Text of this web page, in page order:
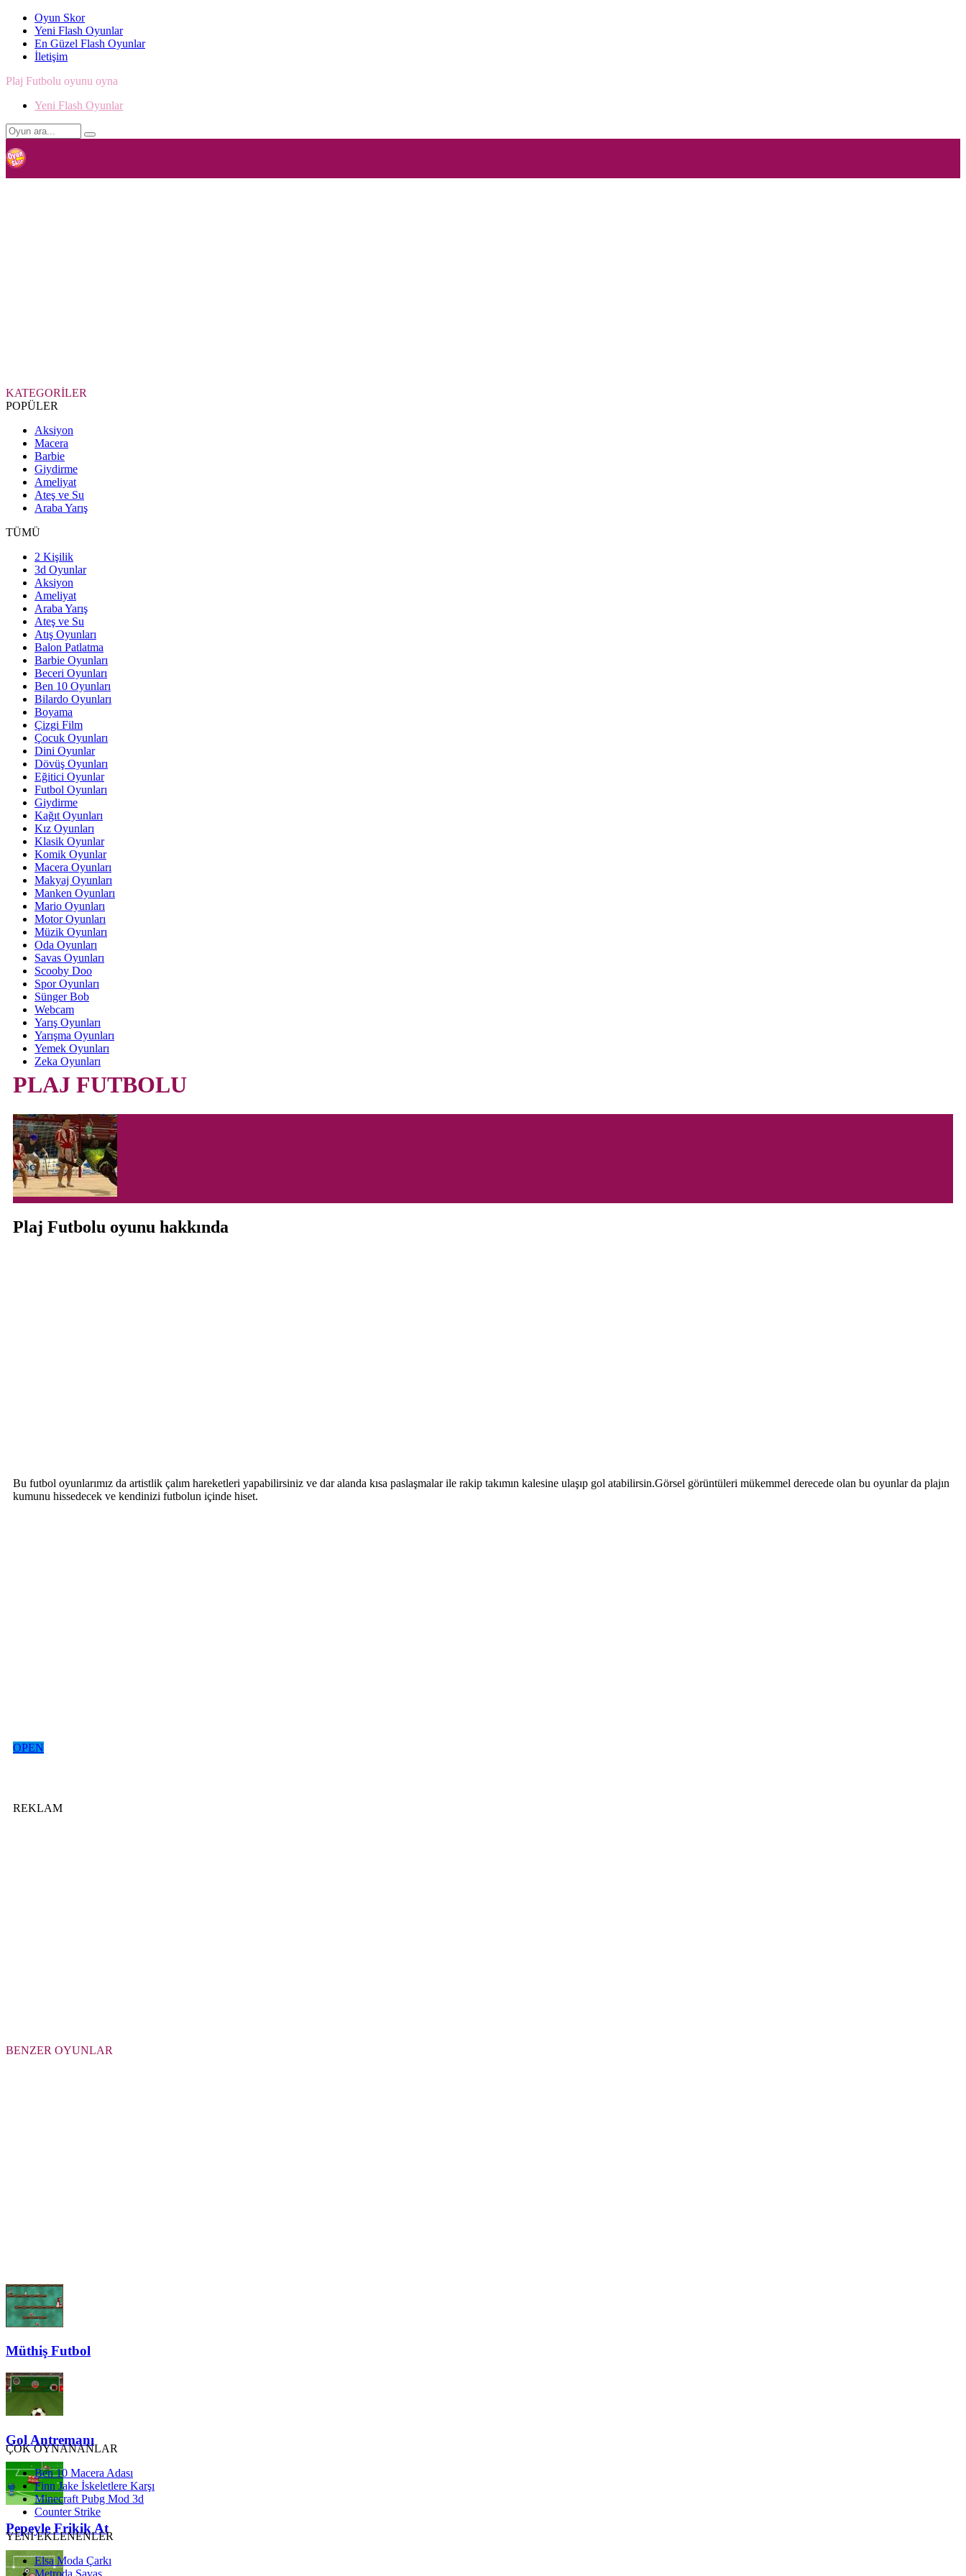
Oyun Skor
Yeni Flash Oyunlar
En Güzel Flash Oyunlar
İletişim
Plaj Futbolu oyunu oyna
Yeni Flash Oyunlar
KATEGORİLER
POPÜLER
Aksiyon
Macera
Barbie
Giydirme
Ameliyat
Ateş ve Su
Araba Yarış
TÜMÜ
2 Kişilik
3d Oyunlar
Aksiyon
Ameliyat
Araba Yarış
Ateş ve Su
Atış Oyunları
Balon Patlatma
Barbie Oyunları
Beceri Oyunları
Ben 10 Oyunları
Bilardo Oyunları
Boyama
Çizgi Film
Çocuk Oyunları
Dini Oyunlar
Dövüş Oyunları
Eğitici Oyunlar
Futbol Oyunları
Giydirme
Kağıt Oyunları
Kız Oyunları
Klasik Oyunlar
Komik Oyunlar
Macera Oyunları
Makyaj Oyunları
Manken Oyunları
Mario Oyunları
Motor Oyunları
Müzik Oyunları
Oda Oyunları
Savas Oyunları
Scooby Doo
Spor Oyunları
Sünger Bob
Webcam
Yarış Oyunları
Yarışma Oyunları
Yemek Oyunları
Zeka Oyunları
PLAJ FUTBOLU
Plaj Futbolu oyunu hakkında
Bu futbol oyunlarımız da artistlik çalım hareketleri yapabilirsiniz ve dar alanda kısa paslaşmalar ile rakip takımın kalesine ulaşıp gol atabilirsin.Görsel görüntüleri mükemmel derecede olan bu oyunlar da plajın
kumunu hissedecek ve kendinizi futbolun içinde hiset.
OPEN
REKLAM
BENZER OYUNLAR
Müthiş Futbol
Gol Antremanı
Pepeyle Frikik At
ÇOK OYNANANLAR
Ben 10 Macera Adası
Finn Jake İskeletlere Karşı
Minecraft Pubg Mod 3d
Counter Strike
YENİ EKLENENLER
Elsa Moda Çarkı
Metroda Savaş